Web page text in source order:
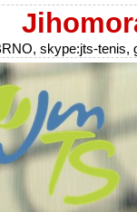
skype:jts-